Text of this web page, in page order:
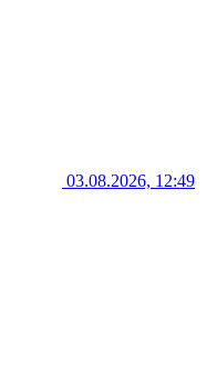
03.08.2026, 12:49